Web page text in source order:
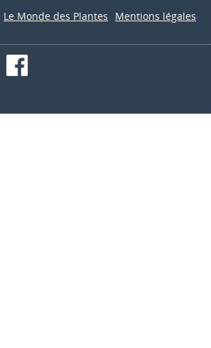
Le Monde des Plantes
Mentions légales